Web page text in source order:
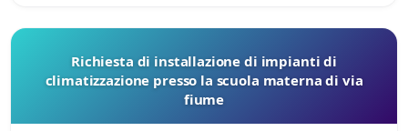
Richiesta di installazione di impianti di
climatizzazione presso la scuola materna di via
fiume